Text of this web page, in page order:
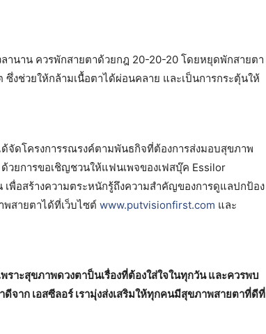
านาน ควรพักสายตาด้วยกฎ 20-20-20 โดยหยุดพักสายตา
งช่วยให้กล้ามเนื้อตาได้ผ่อนคลาย และเป็นการกระตุ้นให้
จัดโครงการรณรงค์ตามพันธกิจที่ต้องการส่งมอบสุขภาพ
วยการขอเชิญชวนให้แฟนเพจของเฟสบุ๊ค Essilor
พื่อสร้างความตระหนักรู้ถึงความสำคัญของการดูแลปกป้อง
พสายตาได้ที่เว็บไซต์ www.putvisionfirst.com และ
ราะสุขภาพดวงตาป็นเรื่องที่ต้องใส่ใจในทุกวัน และควรพบ
จาก เอสซีลอร์ เรามุ่งส่งเสริมให้ทุกคนมีสุขภาพสายตาที่ดีที่